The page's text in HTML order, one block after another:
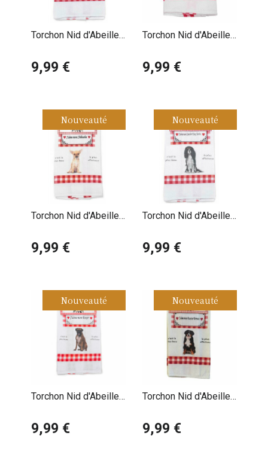
Torchon Nid d'Abeille
9,99 €
Torchon Nid d'Abeille
9,99 €
Nouveauté
Torchon Nid d'Abeille
9,99 €
Nouveauté
Torchon Nid d'Abeille
9,99 €
Nouveauté
Torchon Nid d'Abeille
9,99 €
Nouveauté
Torchon Nid d'Abeille
9,99 €